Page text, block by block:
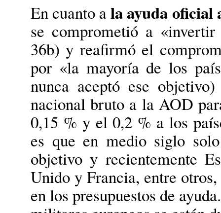
En cuanto ala ayuda
se comprometió a
36b) y reafirmó el
por «la mayoría de los
nunca aceptó ese
nacional bruto a la AOD
0,15 % y el 0,2 % a los
es que en medio siglo
objetivo y recientemente
Unido y Francia, entre
en los presupuestos de